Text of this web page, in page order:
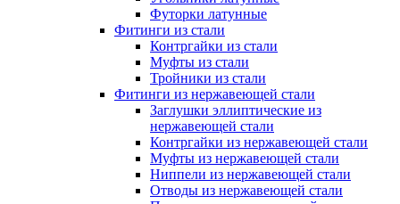
Футорки латунные
Фитинги из стали
Контргайки из стали
Муфты из стали
Тройники из стали
Фитинги из нержавеющей стали
Заглушки эллиптические из
нержавеющей стали
Контргайки из нержавеющей стали
Муфты из нержавеющей стали
Ниппели из нержавеющей стали
Отводы из нержавеющей стали